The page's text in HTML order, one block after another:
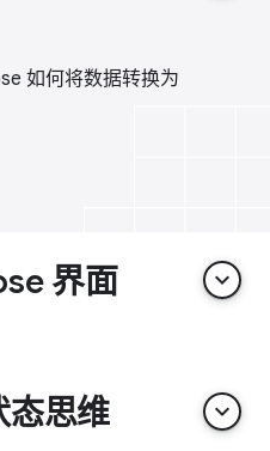
如何将数据转换为
界面 keyboard_arrow_down
思维 keyboard_arrow_down